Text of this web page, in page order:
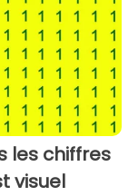
les chiffres
visuel